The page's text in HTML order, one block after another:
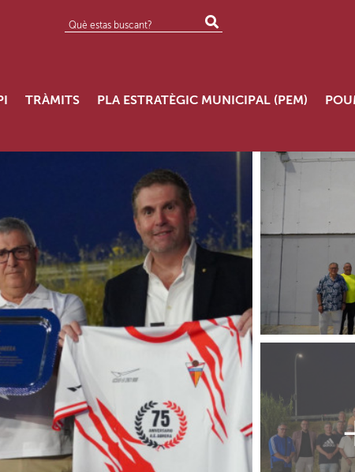
TRÀMITS PLA ESTRATÈGIC MUNICIPAL (PEM)